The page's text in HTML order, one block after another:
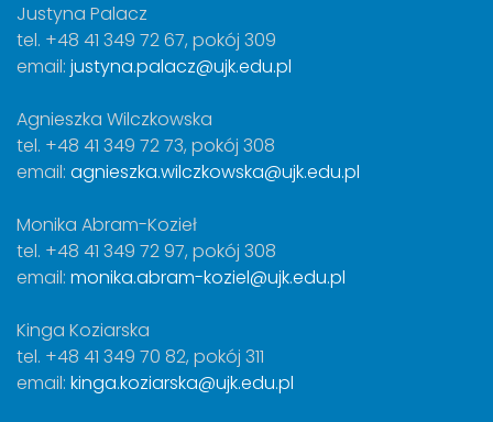
Justyna Palacz
tel. +48 41 349 72 67, pokój 309
email: justyna.palacz@ujk.edu.pl
Agnieszka Wilczkowska
tel. +48 41 349 72 73, pokój 308
email: agnieszka.wilczkowska@ujk.edu.pl
Monika Abram-Kozieł
tel. +48 41 349 72 97, pokój 308
email: monika.abram-koziel@ujk.edu.pl
Kinga Koziarska
tel. +48 41 349 70 82, pokój 311
email: kinga.koziarska@ujk.edu.pl